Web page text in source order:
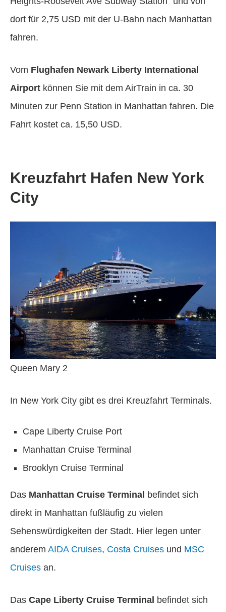
dort für 2,75 USD mit der U-Bahn nach Manhattan
fahren.
Vom Flughafen Newark Liberty International
Airport können Sie mit dem AirTrain in ca. 30
Minuten zur Penn Station in Manhattan fahren. Die
Fahrt kostet ca. 15,50 USD.
Kreuzfahrt Hafen New York
City
Queen Mary 2
In New York City gibt es drei Kreuzfahrt Terminals.
Cape Liberty Cruise Port
Manhattan Cruise Terminal
Brooklyn Cruise Terminal
Das Manhattan Cruise Terminal befindet sich
direkt in Manhattan fußläufig zu vielen
Sehenswürdigkeiten der Stadt. Hier legen unter
anderem AIDA Cruises, Costa Cruises und MSC
Cruises an.
Das Cape Liberty Cruise Terminal befindet sich